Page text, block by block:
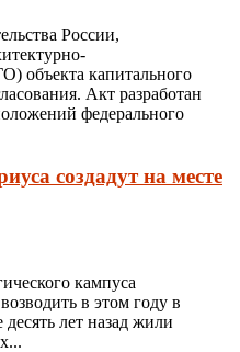
России,
объекта капитального
Акт разработан
федерального
создадут на месте
кампуса
в этом году в
лет назад жили